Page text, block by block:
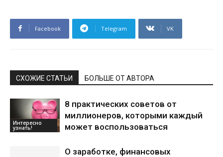
Facebook Telegram VK
СХОЖИЕ СТАТЬИ БОЛЬШЕ ОТ АВТОРА
Интересно
узнать!
8 практических советов от
миллионеров, которыми каждый
может воспользоваться
О заработке, финансовых